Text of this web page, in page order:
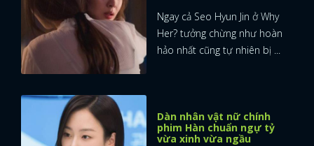
Ngay cả Seo Hyun Jin ở Why
Her? tưởng chừng như hoàn
hảo nhất cũng tự nhiên bị ...
Dàn nhân vật nữ chính
phim Hàn chuẩn ngự tỷ
vừa xinh vừa ngầu